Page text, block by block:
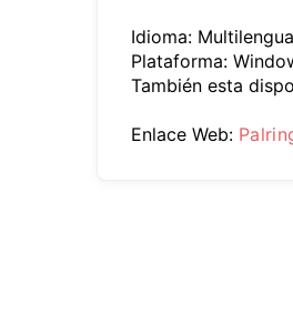
Idioma:
Plataforma:
También esta
Enlace Web: